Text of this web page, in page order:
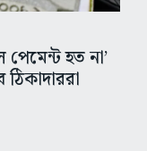
হত না’
ঠিকাদাররা